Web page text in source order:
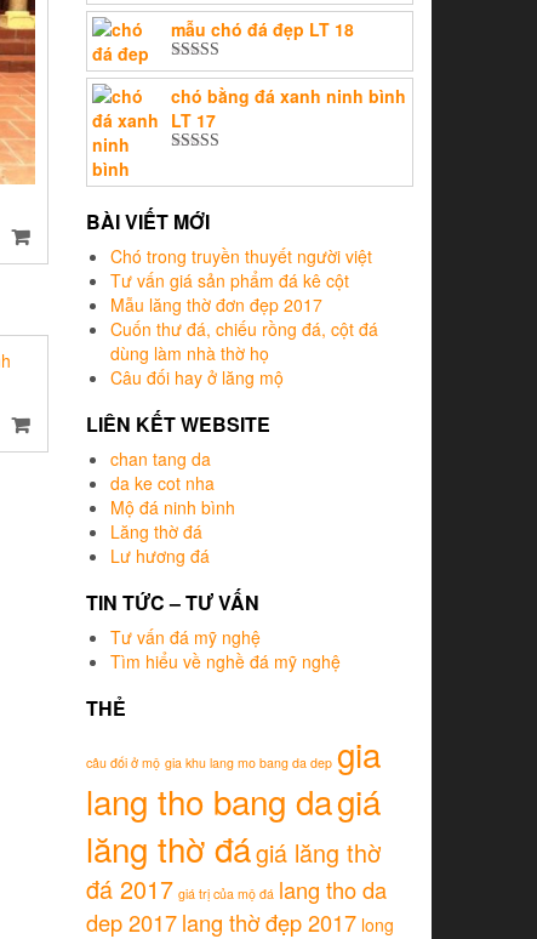
Được xếp
hạng5.00
5
sao
mẫu chó đá đẹp LT 18
Được xếp
hạng5.005
sao
chó bằng đá xanh ninh bình
LT 17
hạng5.005
BÀI VIẾT MỚI
Chó trong truyền thuyết người việt
Tư vấn giá sản phẩm đá kê cột
Mẫu lăng thờ đơn đẹp 2017
Cuốn thư đá, chiếu rồng đá, cột đá
dùng làm nhà thờ họ
Câu đối hay ở lăng mộ
LIÊN KẾT WEBSITE
chan tang da
da ke cot nha
Mộ đá ninh bình
Lăng thờ đá
Lư hương đá
TIN TỨC – TƯ VẤN
Tư vấn đá mỹ nghệ
Tìm hiểu về nghề đá mỹ nghệ
THẺ
câu đối ở mộ gia khu lang mo bang da dep gia
lang tho bang dagiá
lăng thờ đágiá lăng thờ
đá 2017 giá trị của mộ đá lang tho da
dep 2017lang thờ đẹp 2017 long